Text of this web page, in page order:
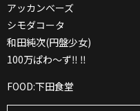
アッカンべーズ
シモダコータ
和田純次(円盤少女)
100万ぱわ〜ず‼ ‼
FOOD:下田食堂